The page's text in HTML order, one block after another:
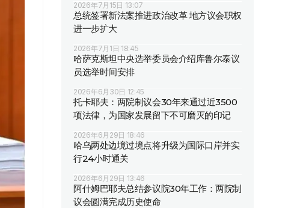
2026年7月15日 13:07
总统签署新法案推进政治改革 地方议会职权
进一步扩大
2026年7月1日 18:45
哈萨克斯坦中央选举委员会介绍库鲁尔泰议
员选举时间安排
2026年6月30日 12:45
托卡耶夫：两院制议会30年来通过近3500
项法律，为国家发展留下不可磨灭的印记
2026年6月29日 18:46
哈乌两处边境过境点将升级为国际口岸并实
行24小时通关
2026年6月29日 13:46
阿什姆巴耶夫总结参议院30年工作：两院制
议会圆满完成历史使命